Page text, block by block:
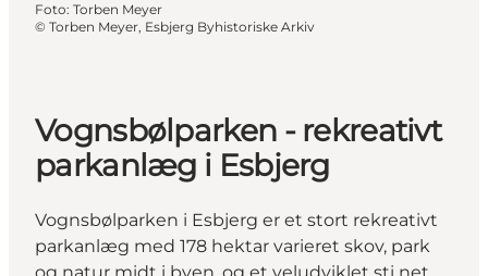
Foto: Torben Meyer
© Torben Meyer, Esbjerg Byhistoriske Arkiv
Vognsbølparken - rekreativt
parkanlæg i Esbjerg
Vognsbølparken i Esbjerg er et stort rekreativt
parkanlæg med 178 hektar varieret skov, park